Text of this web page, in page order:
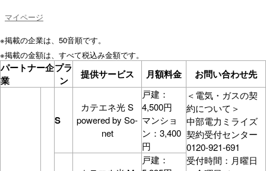
マイページ
※掲載の企業は、50音順です。
※掲載の金額は、すべて税込み金額です。
パートナー企
業
プラ
ン
提供サービス 月額料金 お問い合わせ先
S
カテエネ光 S
powered by So-
net
戸建：
4,500円
マンショ
ン：3,400
円
＜電気・ガスの契
約について＞
中部電力ミライズ
契約受付センター
0120-921-691
受付時間：月曜日
戸建：